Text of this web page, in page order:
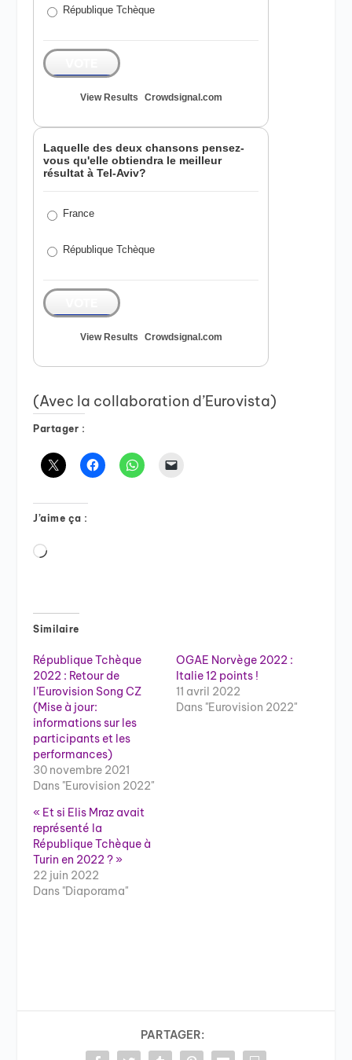
République Tchèque
View Results Crowdsignal.com
Laquelle des deux chansons pensez-
vous qu'elle obtiendra le meilleur
résultat à Tel-Aviv?
France
République Tchèque
View Results Crowdsignal.com
(Avec la collaboration d’Eurovista)
Partager :
J’aime ça :
Chargement…
Similaire
République Tchèque
2022 : Retour de
l’Eurovision Song CZ
(Mise à jour:
informations sur les
participants et les
performances)
30 novembre 2021
Dans "Eurovision 2022"
OGAE Norvège 2022 :
Italie 12 points !
11 avril 2022
Dans "Eurovision 2022"
« Et si Elis Mraz avait
représenté la
République Tchèque à
Turin en 2022 ? »
22 juin 2022
Dans "Diaporama"
PARTAGER: